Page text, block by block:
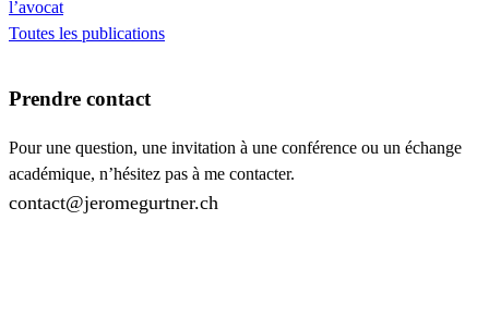
l’avocat
Toutes les publications
Prendre contact
Pour une question, une invitation à une conférence ou un échange
académique, n’hésitez pas à me contacter.
contact@jeromegurtner.ch